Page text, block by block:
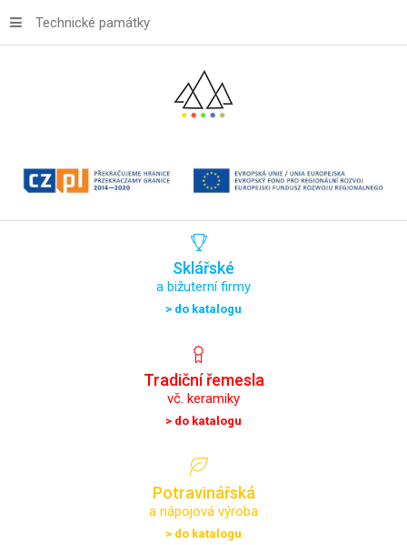
Technické památky
Sklářské
a bižuterní firmy
> do katalogu
Tradiční řemesla
vč. keramiky
> do katalogu
Potravinářská
a nápojová výroba
> do katalogu